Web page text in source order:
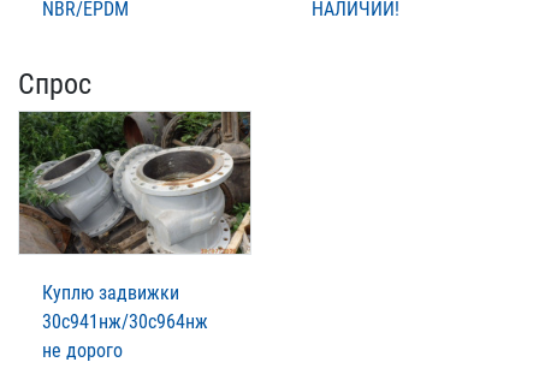
NBR/EPDM
НАЛИЧИИ!
Спрос
Куплю задвижки
30с941нж/30с964нж
не дорого